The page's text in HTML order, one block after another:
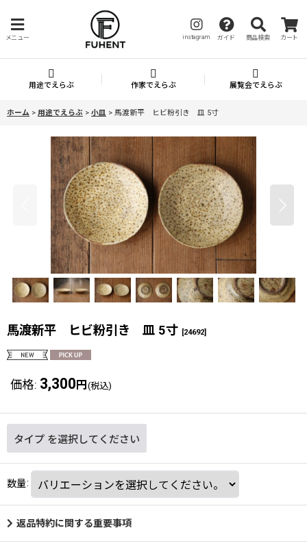
メニュー instagram ガイド 商品検索 カート
用途でえらぶ 作家でえらぶ 展覧会でえらぶ
ホーム > 用途でえらぶ > 小皿 > 馬渡新平 ヒビ粉引き 皿 5寸
馬渡新平 ヒビ粉引き 皿 5寸 [24692]
価格: 3,300 円 (税込)
タイプ を選択してください
数量:
返品特約に関する重要事項